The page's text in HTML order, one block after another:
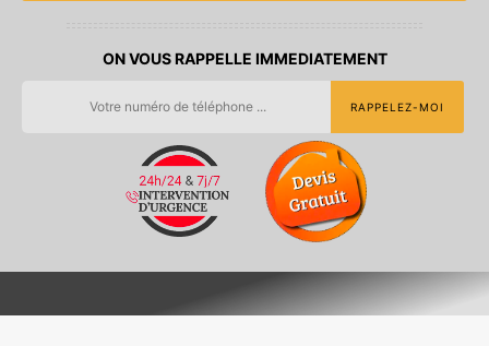
ON VOUS RAPPELLE IMMEDIATEMENT